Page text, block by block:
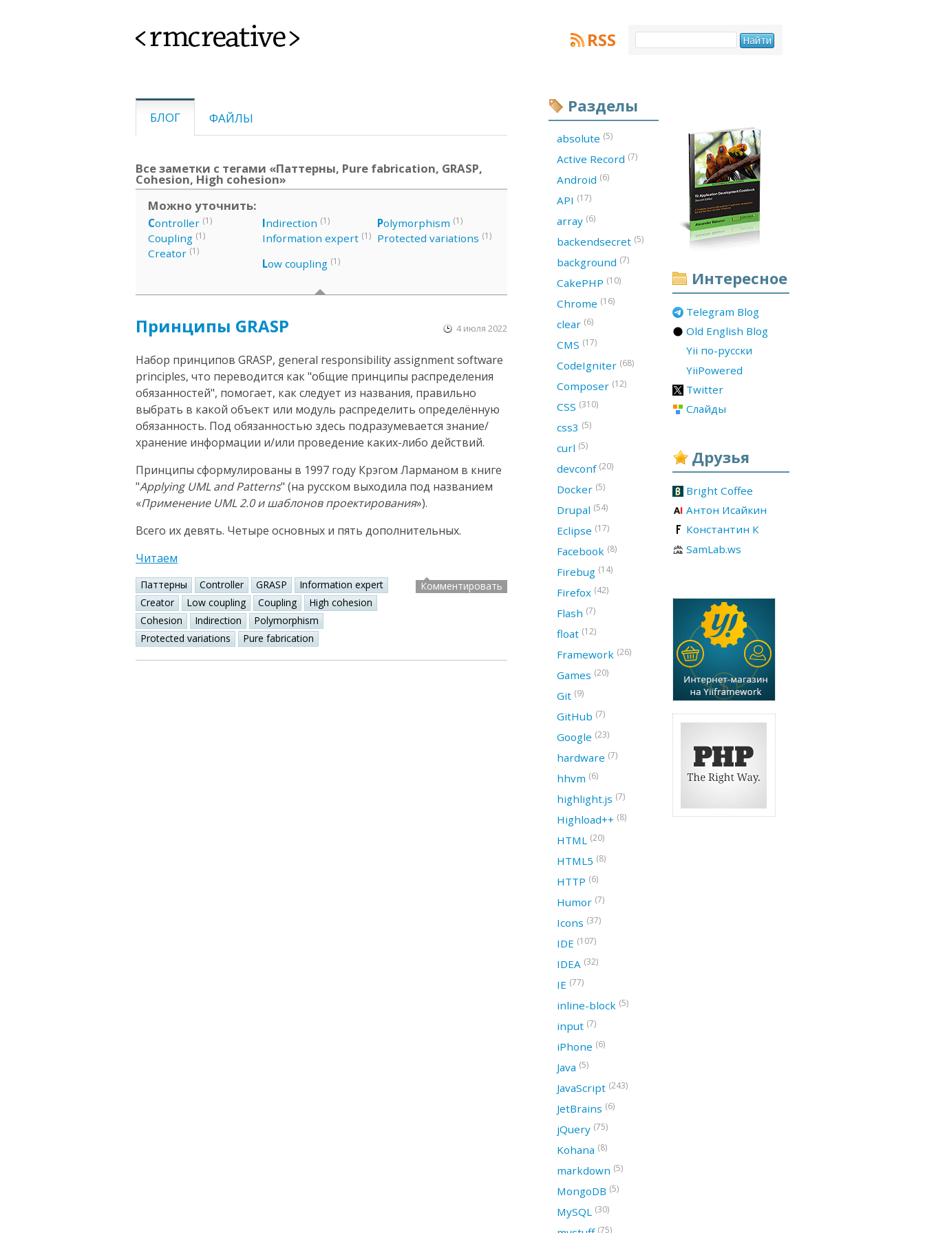
<rmcreative> RSS
БЛОГ ФАЙЛЫ
Все заметки с тегами «Паттерны, Pure fabrication, GRASP,
Cohesion, High cohesion»
Можно уточнить:
Controller (1)
Coupling (1)
Creator (1)
Indirection (1)
Information expert (1)
Low coupling (1)
Polymorphism (1)
Protected variations (1)
Принципы GRASP 4 июля 2022
Набор принципов GRASP, general responsibility assignment software
principles, что переводится как "общие принципы распределения
обязанностей", помогает, как следует из названия, правильно
выбрать в какой объект или модуль распределить определённую
обязанность. Под обязанностью здесь подразумевается знание/
хранение информации и/или проведение каких-либо действий.
Принципы сформулированы в 1997 году Крэгом Ларманом в книге
"Applying UML and Patterns" (на русском выходила под названием
«Применение UML 2.0 и шаблонов проектирования»).
Всего их девять. Четыре основных и пять дополнительных.
Читаем
Паттерны Controller GRASP
Information expert
Creator
Low coupling Coupling
High cohesion
Cohesion
Indirection
Polymorphism
Protected variations
Pure fabrication
Комментировать
Интересное
Telegram Blog
Old English Blog
Yii по-русски
YiiPowered
Twitter
Слайды
Друзья
Bright Coffee
Антон Исайкин
Константин К
SamLab.ws
Разделы
absolute (5)
Active Record (7)
Android (6)
API (17)
array (6)
backendsecret (5)
background (7)
CakePHP (10)
Chrome (16)
clear (6)
CMS (17)
CodeIgniter (68)
Composer (12)
CSS (310)
css3 (5)
curl (5)
devconf (20)
Docker (5)
Drupal (54)
Eclipse (17)
Facebook (8)
Firebug (14)
Firefox (42)
Flash (7)
float (12)
Framework (26)
Games (20)
Git (9)
GitHub (7)
Google (23)
hardware (7)
hhvm (6)
highlight.js (7)
Highload++ (8)
HTML (20)
HTML5 (8)
HTTP (6)
Humor (7)
Icons (37)
IDE (107)
IDEA (32)
IE (77)
inline-block (5)
input (7)
iPhone (6)
Java (5)
JavaScript (243)
JetBrains (6)
jQuery (75)
Kohana (8)
markdown (5)
MongoDB (5)
MySQL (30)
(75)